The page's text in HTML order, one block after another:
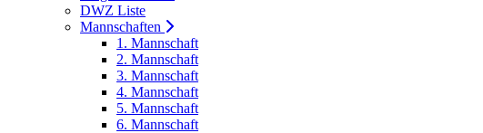
DWZ Liste
Mannschaften
1. Mannschaft
2. Mannschaft
3. Mannschaft
4. Mannschaft
5. Mannschaft
6. Mannschaft